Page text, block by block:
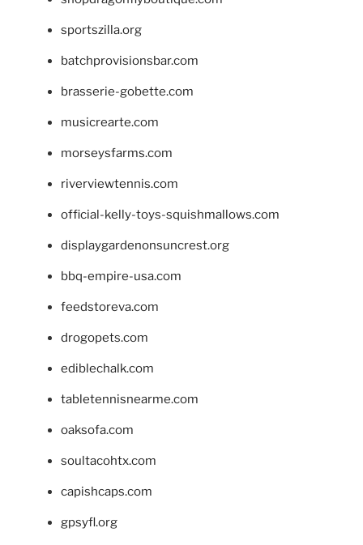
sportszilla.org
batchprovisionsbar.com
brasserie-gobette.com
musicrearte.com
morseysfarms.com
riverviewtennis.com
official-kelly-toys-squishmallows.com
displaygardenonsuncrest.org
bbq-empire-usa.com
feedstoreva.com
drogopets.com
ediblechalk.com
tabletennisnearme.com
oaksofa.com
soultacohtx.com
capishcaps.com
gpsyfl.org